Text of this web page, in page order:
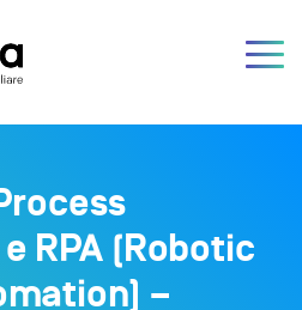
RPA (Robotic
–